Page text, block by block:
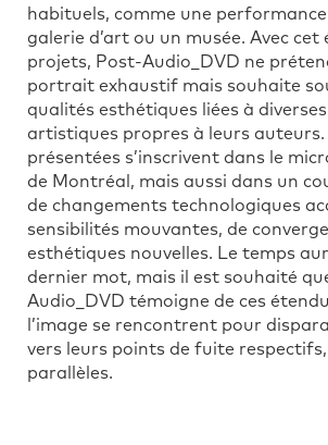
habituels, comme une performance
galerie d’art ou un musée. Avec cet
projets, Post-Audio_DVD ne
portrait exhaustif mais souhaite
qualités esthétiques liées à
artistiques propres à leurs auteurs.
présentées s’inscrivent dans le
de Montréal, mais aussi dans un
de changements technologiques
sensibilités mouvantes, de
esthétiques nouvelles. Le temps
dernier mot, mais il est souhaité
Audio_DVD témoigne de ces
l’image se rencontrent pour
vers leurs points de fuite
parallèles.